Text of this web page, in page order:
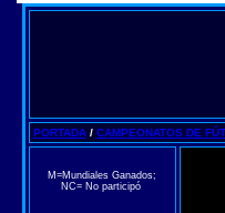
PORTADA/ CAMPEONATOS DE
M=Mundiales Ganados;
NC= No participó